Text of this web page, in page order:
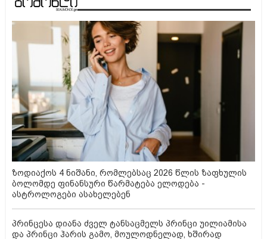
ზოდიაქოს 4 ნიშანი, რომლებსაც 2026 წლის ზაფხულის
ბოლომდე ფინანსური წარმატება ელოდება -
ასტროლოგები ასახელებენ
პრინცესა დიანა ძველ ტანსაცმელს პრინცი უილიამისა
და პრინცი ჰარის გამო, მოულოდნელად, ხშირად